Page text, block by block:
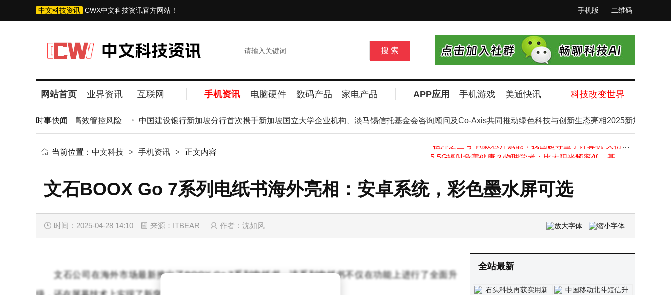
手机版 二维码
中文科技资讯 CWX中文科技资讯官方网站！
网站首页 业界资讯 互联网 手机资讯 电脑硬件 数码产品 家电产品 APP应用 手机游戏 美通快讯 科技改变世界
时事快闻
，第二种助企业高效管控风险 中国建设银行新加坡分行首次携手新加坡国立大学企业机构、淡马锡信托基金会咨询顾问及Co-Axis共同推动绿色科技与创新生态亮相2025新加坡金融科
恒为科技：从可视化到智算，让复杂算力“看得见、管得住”
5.5G辐射危害健康？物理学者：比太阳光频率低，基站越密越安全
2025金砖大赛大数据分析赛项落幕 多元力量共促数智化人才培养新篇章
等保2.0成企业必答题！网络合规差距与优化路径全解析
当前位置： 中文科技 > 手机资讯 > 正文内容
文石BOOX Go 7系列电纸书海外亮相：安卓系统，彩色墨水屏可选
时间：2025-04-28 14:10 来源：ITBEAR 作者：沈如风
文石公司在海外市场最新推出了BOOX Go 7系列电纸书，该系列电纸书不仅在功能上进行了全面升
全站最新